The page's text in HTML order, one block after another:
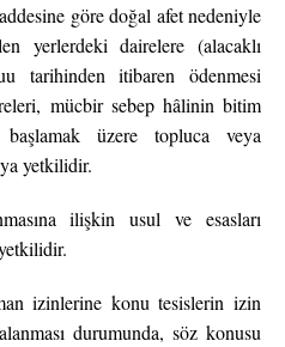
göre doğal afet nedeniyle
yerlerdeki dairelere (alacaklı
tarihinden itibaren ödenmesi
mücbir sebep hâlinin bitim
üzere topluca veya
yetkilidir.
ilişkin usul ve esasları
izinlerine konu tesislerin izin
durumunda, söz konusu